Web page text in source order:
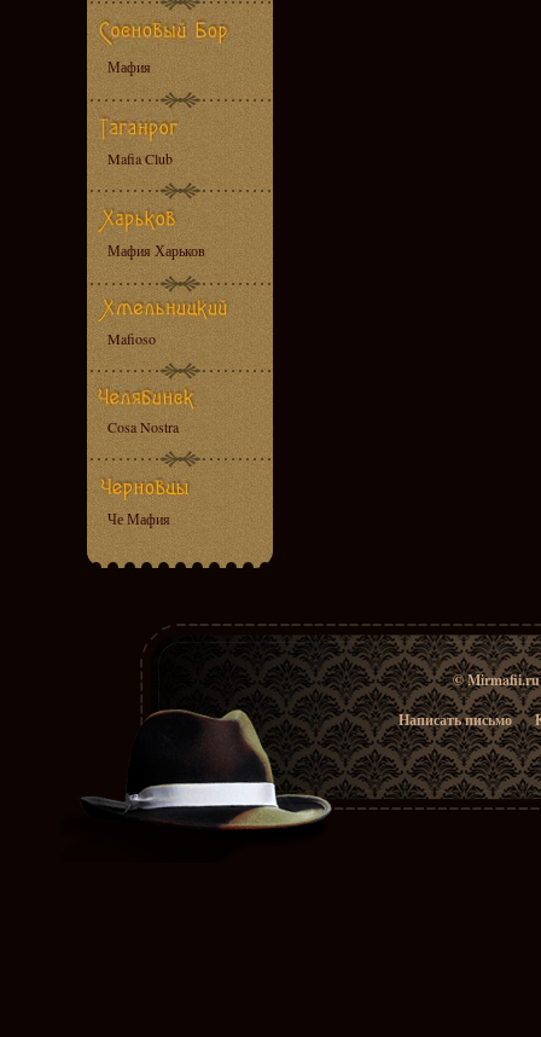
Мафия
Mafia Club
Мафия Харьков
Mafioso
Cosa Nostra
Че Мафия
© Mirmafii.ru
Написать письмо